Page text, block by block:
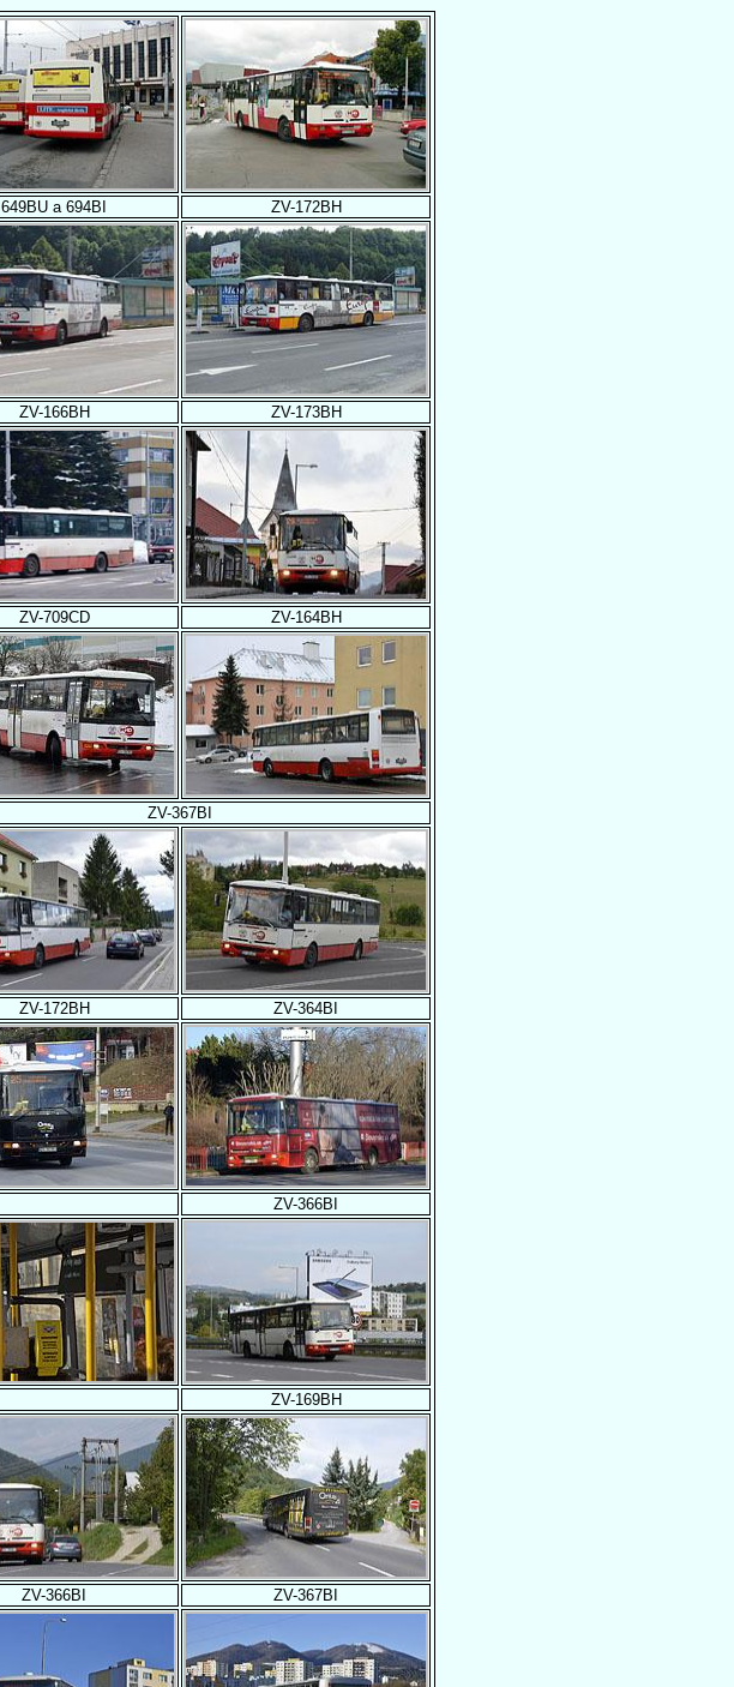
649BU a 694BI ZV-172BH
ZV-166BH ZV-173BH
ZV-709CD ZV-164BH
ZV-367BI
ZV-172BH ZV-364BI
ZV-366BI
ZV-169BH
ZV-366BI ZV-367BI